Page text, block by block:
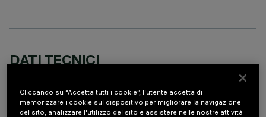
DATI TECNICI
DESCRIZIONE
Cliccando su “Accetta tutti i cookie”, l'utente accetta di
memorizzare i cookie sul dispositivo per migliorare la navigazione
del sito, analizzare l'utilizzo del sito e assistere nelle nostre attività